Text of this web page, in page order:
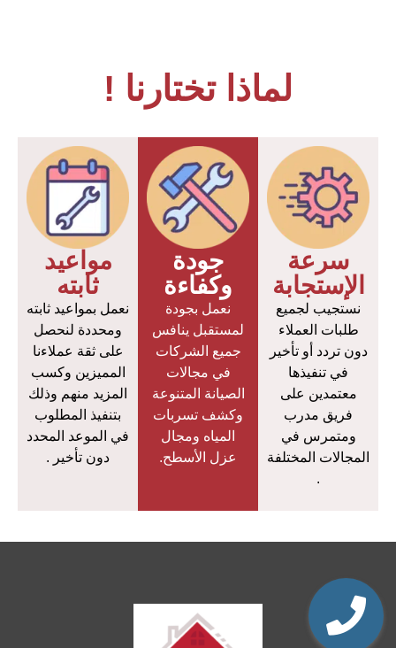
لماذا تختارنا !
سرعة
الإستجابة
نستجيب لجميع
طلبات العملاء
دون تردد أو تأخير
في تنفيذها
معتمدين على
فريق مدرب
ومتمرس في
المجالات المختلفة
.
جودة
وكفاءة
نعمل بجودة
لمستقبل ينافس
جميع الشركات
في مجالات
الصيانة المتنوعة
وكشف تسربات
المياه ومجال
عزل الأسطح.
مواعيد
ثابته
نعمل بمواعيد ثابته
ومحددة لنحصل
على ثقة عملاءنا
المميزين وكسب
المزيد منهم وذلك
بتنفيذ المطلوب
في الموعد المحدد
دون تأخير .